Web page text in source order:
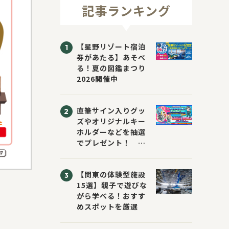
記事ランキング
【星野リゾート宿泊
券があたる】あそべ
る！夏の図鑑まつり
2026開催中
直筆サイン入りグッ
ズやオリジナルキー
ホルダーなどを抽選
でプレゼント！
ジブックフェア2026
～すまない先生と読
書にチャレンジ！
～」が開催！
【関東の体験型施設
15選】親子で遊びな
がら学べる！おすす
めスポットを厳選